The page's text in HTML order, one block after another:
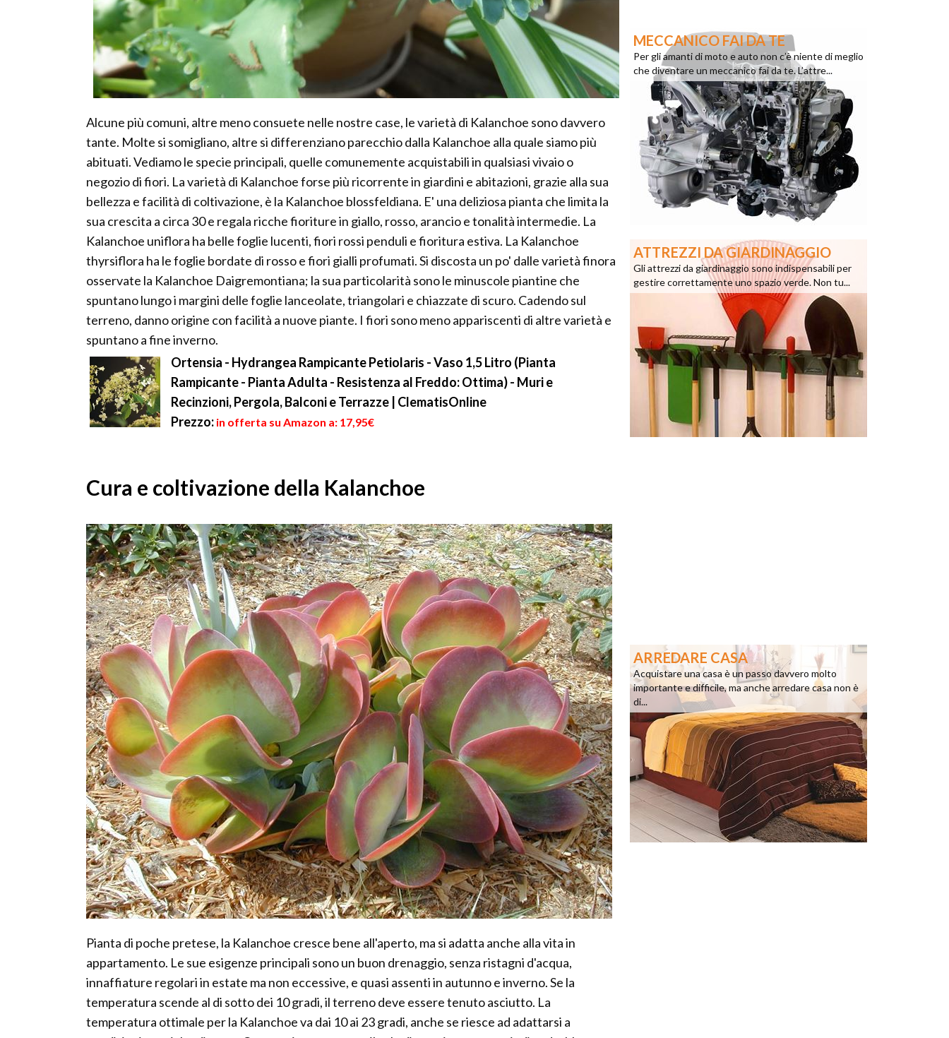
Alcune più comuni, altre meno consuete nelle nostre case, le varietà di Kalanchoe sono davvero
tante. Molte si somigliano, altre si differenziano parecchio dalla Kalanchoe alla quale siamo più
abituati. Vediamo le specie principali, quelle comunemente acquistabili in qualsiasi vivaio o
negozio di fiori. La varietà di Kalanchoe forse più ricorrente in giardini e abitazioni, grazie alla sua
bellezza e facilità di coltivazione, è la Kalanchoe blossfeldiana. E' una deliziosa pianta che limita la
sua crescita a circa 30 e regala ricche fioriture in giallo, rosso, arancio e tonalità intermedie. La
Kalanchoe uniflora ha belle foglie lucenti, fiori rossi penduli e fioritura estiva. La Kalanchoe
thyrsiflora ha le foglie bordate di rosso e fiori gialli profumati. Si discosta un po' dalle varietà finora
osservate la Kalanchoe Daigremontiana; la sua particolarità sono le minuscole piantine che
spuntano lungo i margini delle foglie lanceolate, triangolari e chiazzate di scuro. Cadendo sul
terreno, danno origine con facilità a nuove piante. I fiori sono meno appariscenti di altre varietà e
spuntano a fine inverno.
Ortensia - Hydrangea Rampicante Petiolaris - Vaso 1,5 Litro (Pianta
Rampicante - Pianta Adulta - Resistenza al Freddo: Ottima) - Muri e
Recinzioni, Pergola, Balconi e Terrazze | ClematisOnline
Prezzo: in offerta su Amazon a: 17,95€
Cura e coltivazione della Kalanchoe
Pianta di poche pretese, la Kalanchoe cresce bene all'aperto, ma si adatta anche alla vita in
appartamento. Le sue esigenze principali sono un buon drenaggio, senza ristagni d'acqua,
innaffiature regolari in estate ma non eccessive, e quasi assenti in autunno e inverno. Se la
temperatura scende al di sotto dei 10 gradi, il terreno deve essere tenuto asciutto. La
temperatura ottimale per la Kalanchoe va dai 10 ai 23 gradi, anche se riesce ad adattarsi a
MECCANICO FAI DA TE
Per gli amanti di moto e auto non c’è niente di meglio
che diventare un meccanico fai da te. L’attre...
ATTREZZI DA GIARDINAGGIO
Gli attrezzi da giardinaggio sono indispensabili per
gestire correttamente uno spazio verde. Non tu...
ARREDARE CASA
Acquistare una casa è un passo davvero molto
importante e difficile, ma anche arredare casa non è
di...